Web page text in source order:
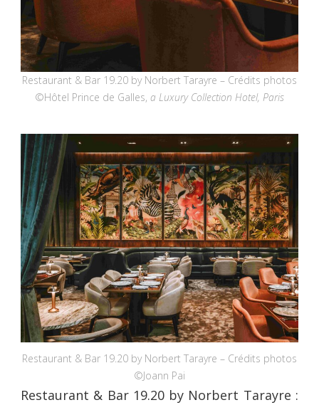
Restaurant & Bar 19.20 by Norbert Tarayre – Crédits photos
©Hôtel Prince de Galles, a Luxury Collection Hotel, Paris
Restaurant & Bar 19.20 by Norbert Tarayre – Crédits photos
©Joann Pai
Restaurant & Bar 19.20 by Norbert Tarayre :